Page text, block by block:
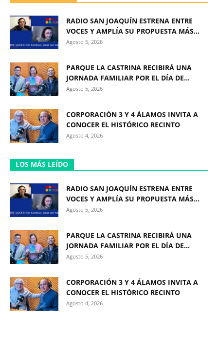
RADIO SAN JOAQUÍN ESTRENA ENTRE
VOCES Y AMPLÍA SU PROPUESTA MÁS...
Agosto 5, 2026
PARQUE LA CASTRINA RECIBIRÁ UNA
JORNADA FAMILIAR POR EL DÍA DE...
Agosto 5, 2026
CORPORACIÓN 3 Y 4 ÁLAMOS INVITA A
CONOCER EL HISTÓRICO RECINTO
Agosto 4, 2026
LOS MÁS LEÍDO
RADIO SAN JOAQUÍN ESTRENA ENTRE
VOCES Y AMPLÍA SU PROPUESTA MÁS...
Agosto 5, 2026
PARQUE LA CASTRINA RECIBIRÁ UNA
JORNADA FAMILIAR POR EL DÍA DE...
Agosto 5, 2026
CORPORACIÓN 3 Y 4 ÁLAMOS INVITA A
CONOCER EL HISTÓRICO RECINTO
Agosto 4, 2026